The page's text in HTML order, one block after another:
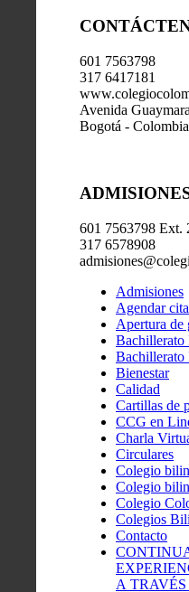
601 7563798
317 6417181
Avenida
Bogotá - Colombia
601 7563798 Ext.
317 6578908
Admisiones
Agendar cita
Apertura de
Bachillerato
Bachillerato
Bienestar
Calidad
Cartillas de
CCG en
Charla
Circulares
Colegio
Colegio
Colegio
Colegios
Contacto
A